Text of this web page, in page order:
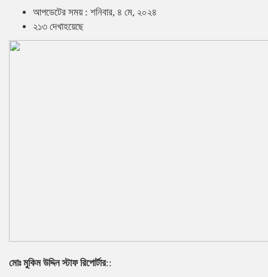
আপডেটের সময় : শনিবার, ৪ মে, ২০২৪
২১৩ দেখাহয়েছে
মোঃ মুকিম উদ্দিন স্টাফ রিপোর্টার::